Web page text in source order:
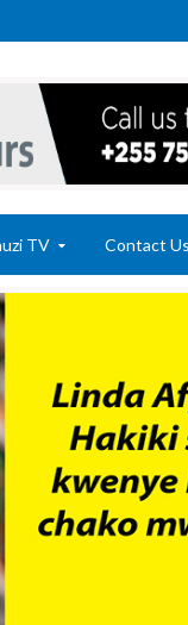
TV Contact Us